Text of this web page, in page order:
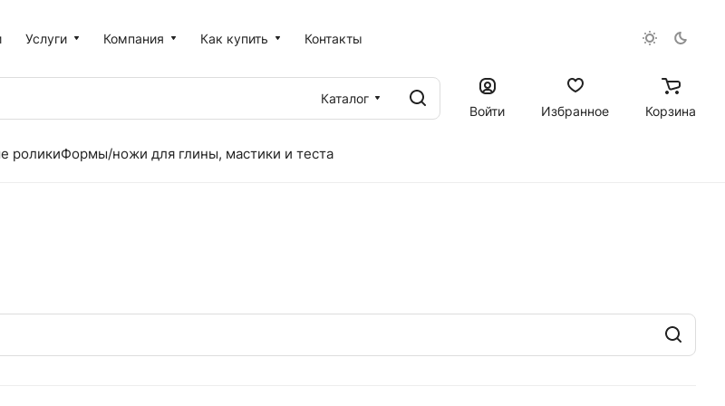
Услуги Компания Как купить Контакты
Каталог
Войти
Избранное Корзина
роликиФормы/ножи для глины, мастики и теста